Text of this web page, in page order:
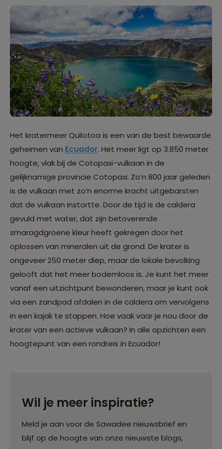
Het kratermeer Quilotoa is een van de best bewaarde
geheimen van Ecuador. Het meer ligt op 3.850 meter
hoogte, vlak bij de Cotopaxi-vulkaan in de
gelijknamige provincie Cotopaxi. Zo’n 800 jaar geleden
is de vulkaan met zo’n enorme kracht uitgebarsten
dat de vulkaan instortte. Door de tijd is de caldera
gevuld met water, dat zijn betoverende
smaragdgroene kleur heeft gekregen door het
oplossen van mineralen uit de grond. De krater is
ongeveer 250 meter diep, maar de lokale bevolking
gelooft dat het meer bodemloos is. Je kunt het meer
vanaf een uitzichtpunt bewonderen, maar je kunt ook
via een zandpad afdalen in de caldera om vervolgens
in een kajak te stappen. Hoe vaak vaar je nou door de
krater van een actieve vulkaan? In alle opzichten een
hoogtepunt van een rondreis in Ecuador!
Wil je meer inspiratie?
Meld je aan voor de Sawadee nieuwsbrief en
blijf op de hoogte van onze nieuwste blogs,